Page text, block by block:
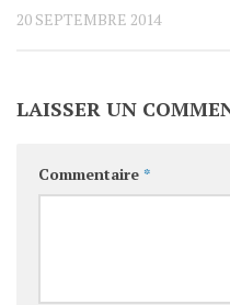
20 SEPTEMBRE 2014
LAISSER UN
Commentaire *